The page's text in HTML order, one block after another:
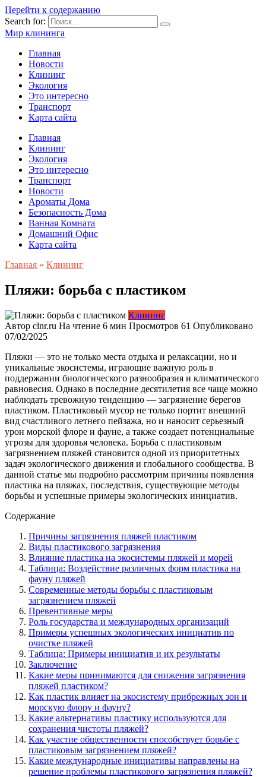
Перейти к содержанию
Search for:
Мир клининга
Главная
Новости
Клининг
Экология
Это интересно
Транспорт
Карта сайта
Главная
Клининг
Экология
Это интересно
Транспорт
Новости
Ароматы Дома
Безопасность Дома
Ванная Комната
Домашний Офис
Карта сайта
Главная » Клининг
Пляжи: борьба с пластиком
Клининг
Автор clnr.ru На чтение 6 мин Просмотров 61 Опубликовано
07/02/2025
Пляжи — это не только места отдыха и релаксации, но и
уникальные экосистемы, играющие важную роль в
поддержании биологического разнообразия и климатического
равновесия. Однако в последние десятилетия все чаще можно
наблюдать тревожную тенденцию — загрязнение берегов
пластиком. Пластиковый мусор не только портит внешний
вид счастливого летнего пейзажа, но и наносит серьезный
урон морской флоре и фауне, а также создает потенциальные
угрозы для здоровья человека. Борьба с пластиковым
загрязнением пляжей становится одной из приоритетных
задач экологического движения и глобального сообщества. В
данной статье мы подробно рассмотрим причины появления
пластика на пляжах, последствия, существующие методы
борьбы и успешные примеры экологических инициатив.
Содержание
Причины загрязнения пляжей пластиком
Виды пластикового загрязнения
Влияние пластика на экосистемы пляжей и морей
Таблица: Воздействие различных форм пластика на
фауну пляжей
Современные методы борьбы с пластиковым
загрязнением пляжей
Превентивные меры
Роль государства и международных организаций
Примеры успешных экологических инициатив по
очистке пляжей
Таблица: Примеры инициатив и их результаты
Заключение
Какие меры принимаются для снижения загрязнения
пляжей пластиком?
Как пластик влияет на экосистему прибрежных зон и
морскую флору и фауну?
Какие альтернативы пластику используются для
сохранения чистоты пляжей?
Как участие общественности способствует борьбе с
пластиковым загрязнением пляжей?
Какие международные инициативы направлены на
решение проблемы пластикового загрязнения пляжей?